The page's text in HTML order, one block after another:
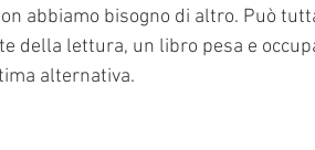
abbiamo bisogno di altro. Può
della lettura, un libro pesa e
alternativa.